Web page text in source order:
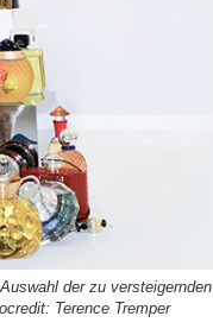
der zu versteigernden
Terence Tremper